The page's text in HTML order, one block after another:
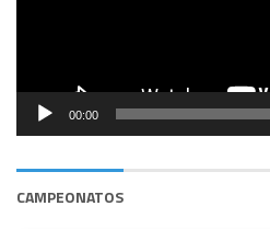
00:00
CAMPEONATOS